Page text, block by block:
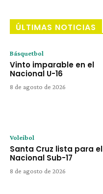
ÚLTIMAS NOTICIAS
Básquetbol
Vinto imparable en el
Nacional U-16
8 de agosto de 2026
Voleibol
Santa Cruz lista para el
Nacional Sub-17
8 de agosto de 2026